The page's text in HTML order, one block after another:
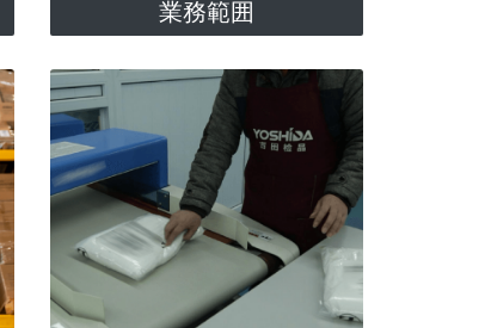
業務範囲